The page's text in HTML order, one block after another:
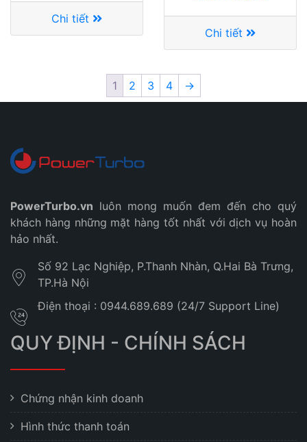
Chi tiết
Chi tiết
1 2 3 4 →
PowerTurbo.vn luôn mong muốn đem đến cho quý
khách hàng những mặt hàng tốt nhất với dịch vụ hoàn
hảo nhất.
Số 92 Lạc Nghiệp, P.Thanh Nhàn, Q.Hai Bà Trưng,
TP.Hà Nội
Điện thoại : 0944.689.689 (24/7 Support Line)
QUY ĐỊNH - CHÍNH SÁCH
Chứng nhận kinh doanh
Hình thức thanh toán